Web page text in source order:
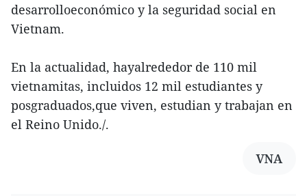
desarrolloeconómico y la seguridad social en
Vietnam.
En la actualidad, hayalrededor de 110 mil
vietnamitas, incluidos 12 mil estudiantes y
posgraduados,que viven, estudian y trabajan en
el Reino Unido./.
VNA